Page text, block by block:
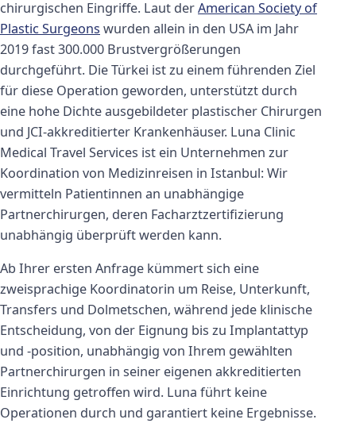
chirurgischen Eingriffe. Laut derAmerican Society of
Plastic Surgeons wurden allein in den USA im Jahr
2019 fast 300.000 Brustvergrößerungen
durchgeführt. Die Türkei ist zu einem führenden Ziel
für diese Operation geworden, unterstützt durch
eine hohe Dichte ausgebildeter plastischer Chirurgen
und JCI-akkreditierter Krankenhäuser. Luna Clinic
Medical Travel Services ist ein Unternehmen zur
Koordination von Medizinreisen in Istanbul: Wir
vermitteln Patientinnen an unabhängige
Partnerchirurgen, deren Facharztzertifizierung
unabhängig überprüft werden kann.
Ab Ihrer ersten Anfrage kümmert sich eine
zweisprachige Koordinatorin um Reise, Unterkunft,
Transfers und Dolmetschen, während jede klinische
Entscheidung, von der Eignung bis zu Implantattyp
und -position, unabhängig von Ihrem gewählten
Partnerchirurgen in seiner eigenen akkreditierten
Einrichtung getroffen wird. Luna führt keine
Operationen durch und garantiert keine Ergebnisse.